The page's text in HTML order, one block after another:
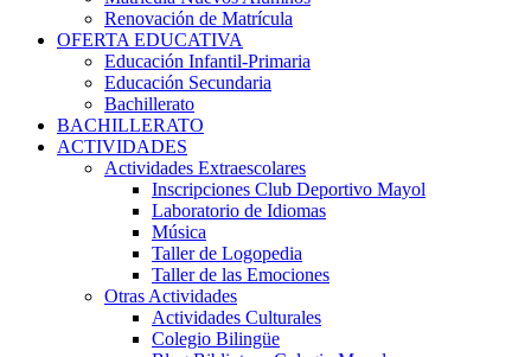
Renovación de Matrícula
OFERTA EDUCATIVA
Educación Infantil-Primaria
Educación Secundaria
Bachillerato
BACHILLERATO
ACTIVIDADES
Actividades Extraescolares
Inscripciones Club Deportivo Mayol
Laboratorio de Idiomas
Música
Taller de Logopedia
Taller de las Emociones
Otras Actividades
Actividades Culturales
Colegio Bilingüe